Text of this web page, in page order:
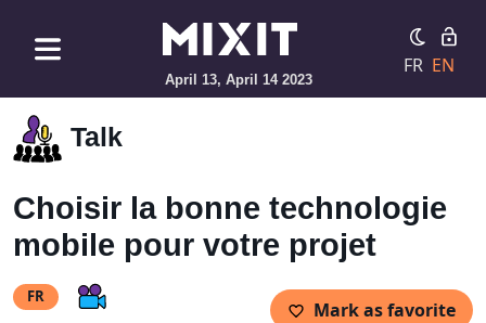
April 13, April 14 2023
FR EN
Talk
Choisir la bonne technologie
mobile pour votre projet
FR
Mark as favorite